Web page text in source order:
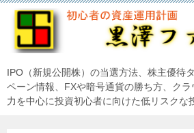
IPO（新規公開株）の当選方法、株主優待
ペーン情報、FXや暗号通貨の勝ち方、ク
力を中心に投資初心者に向けた低リスクな